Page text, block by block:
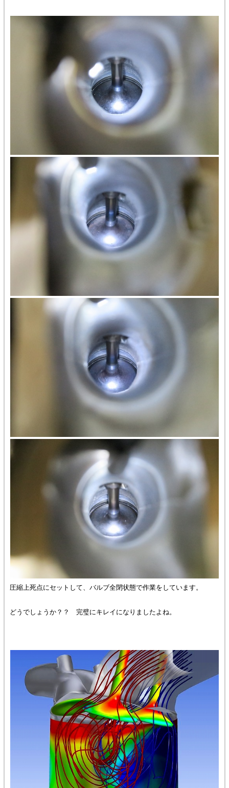
圧縮上死点にセットして、バルブ全閉状態で作業をしています。
どうでしょうか？？ 完璧にキレイになりましたよね。